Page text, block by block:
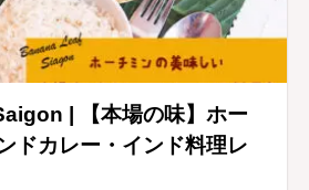
| 【本場の味】ホー
ドカレー・インド料理レ